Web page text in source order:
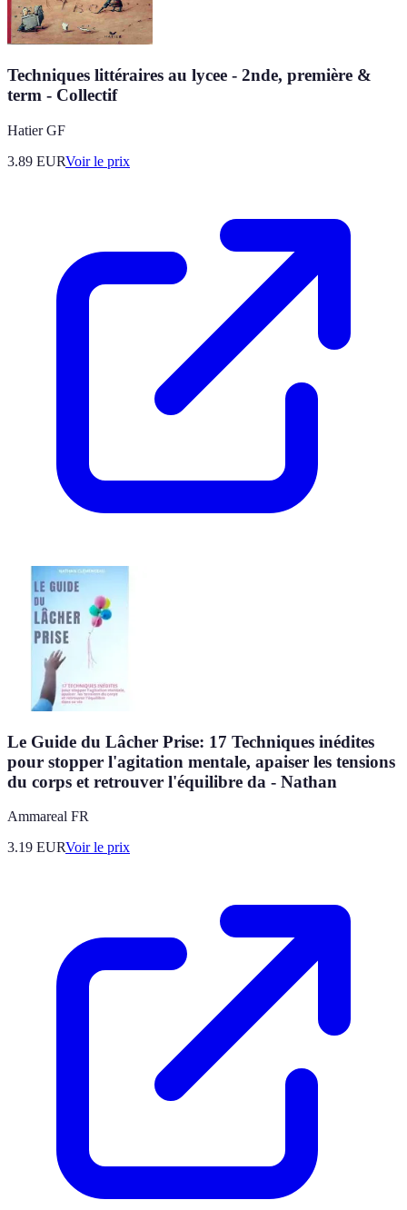
Techniques littéraires au lycee - 2nde, première &
term - Collectif
Hatier GF
3.89 EURVoir le prix
Le Guide du Lâcher Prise: 17 Techniques inédites
pour stopper l'agitation mentale, apaiser les tensions
du corps et retrouver l'équilibre da - Nathan
Ammareal FR
3.19 EURVoir le prix